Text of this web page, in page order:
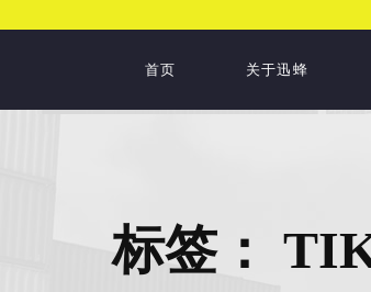
首页 关于迅蜂
标签：